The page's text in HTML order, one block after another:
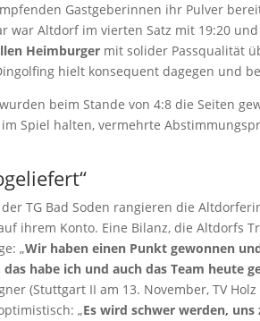
Gastgeberinnen ihr Pulver
war Altdorf im vierten Satz mit 19:20
Heimburger mit solider Passqualität
hielt konsequent dagegen und
beim Stande von 4:8 die Seiten
Spiel halten, vermehrte
TG Bad Soden rangieren die
ihrem Konto. Eine Bilanz, die Altdorfs
„Wir haben einen Punkt gewonnen
habe ich und auch das Team heute
(Stuttgart II am 13. November, TV
„Es wird schwer werden, uns